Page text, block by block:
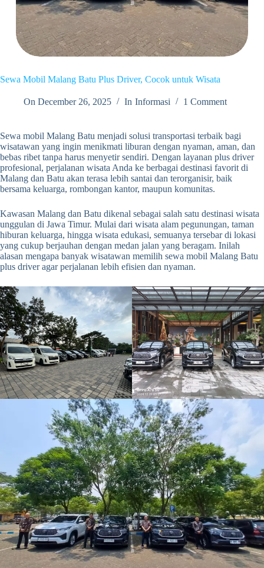
Sewa Mobil Malang Batu Plus Driver, Cocok untuk Wisata
On December 26, 2025 In Informasi 1 Comment
Sewa mobil Malang Batu menjadi solusi transportasi terbaik bagi
wisatawan yang ingin menikmati liburan dengan nyaman, aman, dan
bebas ribet tanpa harus menyetir sendiri. Dengan layanan plus driver
profesional, perjalanan wisata Anda ke berbagai destinasi favorit di
Malang dan Batu akan terasa lebih santai dan terorganisir, baik
bersama keluarga, rombongan kantor, maupun komunitas.
Kawasan Malang dan Batu dikenal sebagai salah satu destinasi wisata
unggulan di Jawa Timur. Mulai dari wisata alam pegunungan, taman
hiburan keluarga, hingga wisata edukasi, semuanya tersebar di lokasi
yang cukup berjauhan dengan medan jalan yang beragam. Inilah
alasan mengapa banyak wisatawan memilih sewa mobil Malang Batu
plus driver agar perjalanan lebih efisien dan nyaman.